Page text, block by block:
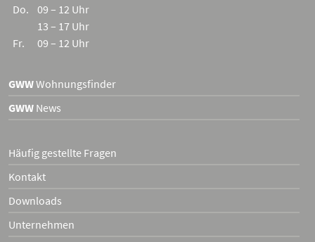
Do.
09 – 12 Uhr
13 – 17 Uhr
Fr.
09 – 12 Uhr
GWWWohnungsfinder
GWW News
Häufig gestellte Fragen
Kontakt
Downloads
Unternehmen